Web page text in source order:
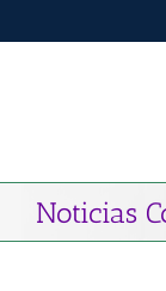
Noticias